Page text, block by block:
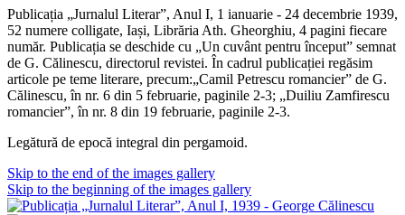
Publicația „Jurnalul Literar”, Anul I, 1 ianuarie - 24 decembrie 1939,
52 numere colligate, Iași, Librăria Ath. Gheorghiu, 4 pagini fiecare
număr. Publicația se deschide cu „Un cuvânt pentru început” semnat
de G. Călinescu, directorul revistei. În cadrul publicației regăsim
articole pe teme literare, precum:„Camil Petrescu romancier” de G.
Călinescu, în nr. 6 din 5 februarie, paginile 2-3; „Duiliu Zamfirescu
romancier”, în nr. 8 din 19 februarie, paginile 2-3.
Legătură de epocă integral din pergamoid.
Skip to the end of the images gallery
Skip to the beginning of the images gallery